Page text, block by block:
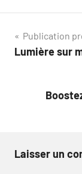
de
Publication
Lumière sur
Laisser un